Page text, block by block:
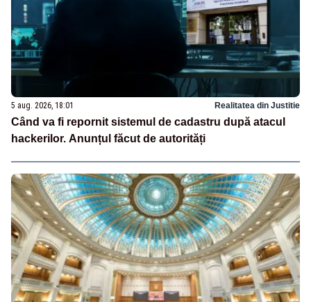
5 aug. 2026, 18:01 Realitatea din Justitie
Când va fi repornit sistemul de cadastru după atacul
hackerilor. Anunțul făcut de autorități